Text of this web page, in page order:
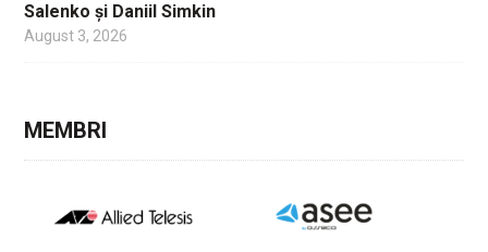
Salenko și Daniil Simkin
August 3, 2026
MEMBRI